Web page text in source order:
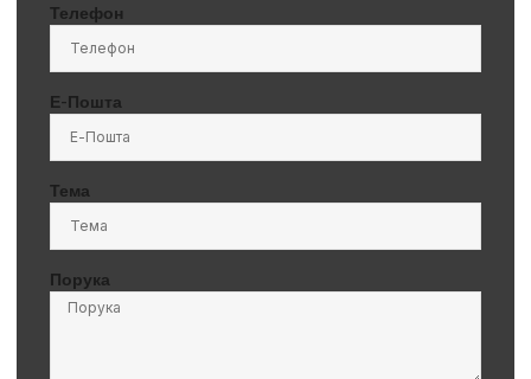
Телефон
Е-Пошта
Тема
Порука